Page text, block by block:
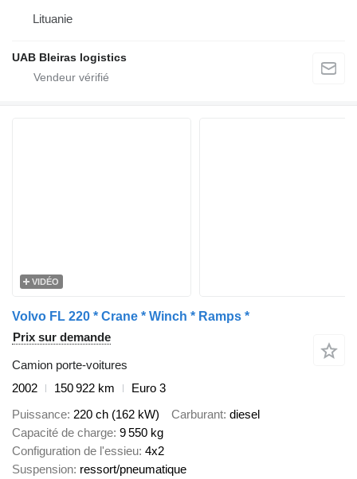
Lituanie
UAB Bleiras logistics
VIDÉO
Volvo FL 220 * Crane * Winch * Ramps *
Prix sur demande
Camion porte-voitures
2002
150 922 km
Euro 3
Puissance 220 ch (162 kW) Carburant diesel
Capacité de charge 9 550 kg
Configuration de l'essieu 4x2
Suspension ressort/pneumatique